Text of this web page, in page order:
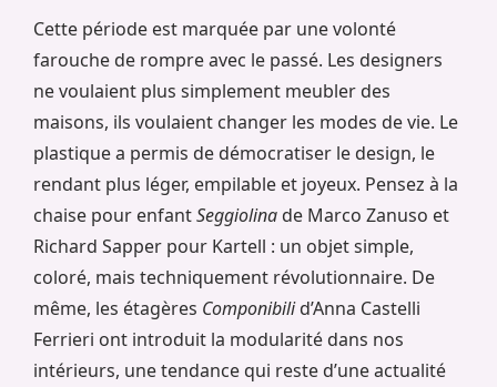
Cette période est marquée par une volonté
farouche de rompre avec le passé. Les designers
ne voulaient plus simplement meubler des
maisons, ils voulaient changer les modes de vie. Le
plastique a permis de démocratiser le design, le
rendant plus léger, empilable et joyeux. Pensez à la
chaise pour enfantSeggiolina de Marco Zanuso et
Richard Sapper pour Kartell : un objet simple,
coloré, mais techniquement révolutionnaire. De
même, les étagères Componibilid’Anna Castelli
Ferrieri ont introduit la modularité dans nos
intérieurs, une tendance qui reste d’une actualité